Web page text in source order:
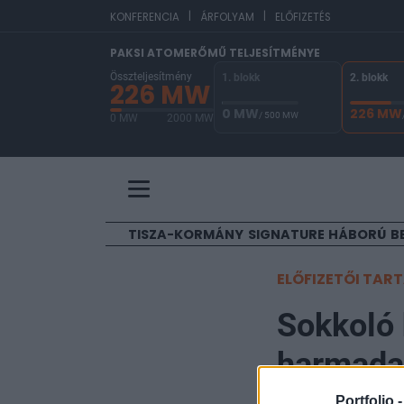
Portfolio -
KONFERENCIA | ÁRFOLYAM | ELŐFIZETÉS
PAKSI ATOMERŐMŰ TELJESÍTMÉNYE
Összteljesítmény
226 MW
0 MW 2000 MW
1. blokk
0 MW/ 500 MW
2. blokk
226 MW
TISZA-KORMÁNY SIGNATURE HÁBORÚ
ELŐFIZETŐI
Sokkoló